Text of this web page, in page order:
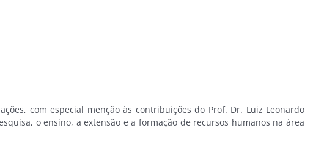
com especial menção às contribuições do Prof. Dr. Luiz Leonardo
o ensino, a extensão e a formação de recursos humanos na área